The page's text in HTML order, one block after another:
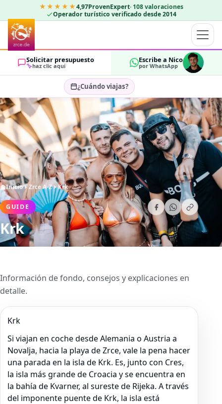
★★★★★4,97ProvenExpert· 108 valoraciones
Operador turístico verificado desde 2014
Solicitar presupuesto
haz clic aquí
Escribe a Nico
por WhatsApp
¿Cuándo viajas?
Seleccionar fechas…
HUÉSPEDES
2 OK
Inicio Zrce A-Z Krk
GUIDE
Krk
Información de fondo, consejos y explicaciones en
detalle.
Krk
Si viajan en coche desde Alemania o Austria a
Novalja, hacia la playa de Zrce, vale la pena hacer
una parada en la isla de Krk. Es, junto con Cres,
la isla más grande de Croacia y se encuentra en
la bahía de Kvarner, al sureste de Rijeka. A través
del imponente puente de Krk, la isla está